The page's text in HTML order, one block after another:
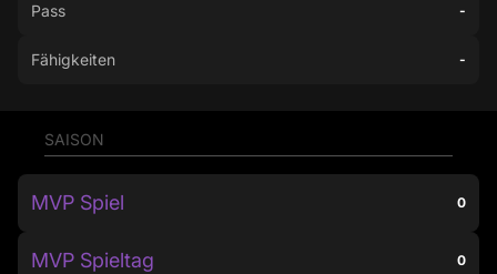
Pass -
Fähigkeiten -
SAISON
MVP Spiel 0
MVP Spieltag 0